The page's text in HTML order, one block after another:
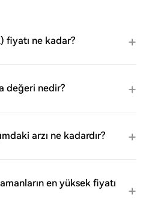
fiyatı ne kadar?
değeri nedir?
arzı ne kadardır?
en yüksek fiyatı